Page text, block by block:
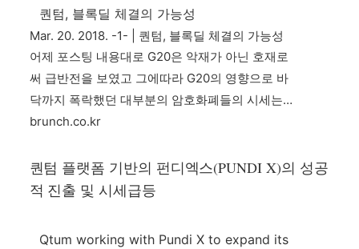
퀀텀, 블록딜 체결의 가능성
Mar. 20. 2018. -1- | 퀀텀, 블록딜 체결의 가능성
어제 포스팅 내용대로 G20은 악재가 아닌 호재로
써 급반전을 보였고 그에따라 G20의 영향으로 바
닥까지 폭락했던 대부분의 암호화폐들의 시세는…
brunch.co.kr
퀀텀 플랫폼 기반의 펀디엑스(PUNDI X)의 성공
적 진출 및 시세급등
Qtum working with Pundi X to expand its